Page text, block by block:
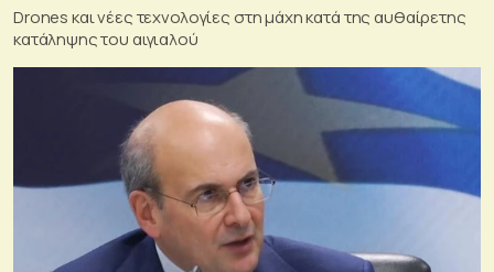
Drones και νέες τεχνολογίες στη μάχη κατά της αυθαίρετης
κατάληψης του αιγιαλού